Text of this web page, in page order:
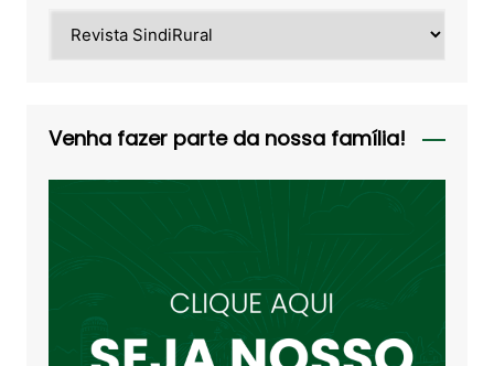
Venha fazer parte da nossa família!